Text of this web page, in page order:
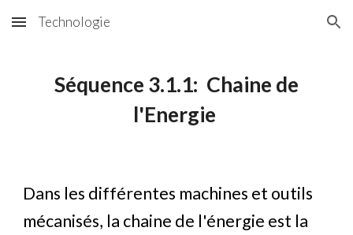
Skip to main content Skip to navigation
Technologie
Séquence 3.1.1: Chaine de
l'Energie
Dans les différentes machines et outils
mécanisés, la chaine de l'énergie est la